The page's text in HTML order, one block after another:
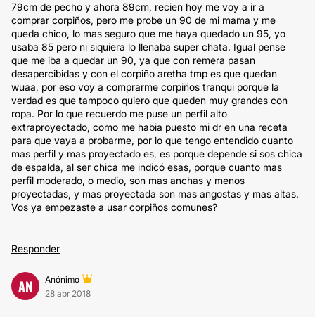
79cm de pecho y ahora 89cm, recien hoy me voy a ir a
comprar corpiños, pero me probe un 90 de mi mama y me
queda chico, lo mas seguro que me haya quedado un 95, yo
usaba 85 pero ni siquiera lo llenaba super chata. Igual pense
que me iba a quedar un 90, ya que con remera pasan
desapercibidas y con el corpiño aretha tmp es que quedan
wuaa, por eso voy a comprarme corpiños tranqui porque la
verdad es que tampoco quiero que queden muy grandes con
ropa. Por lo que recuerdo me puse un perfil alto
extraproyectado, como me habia puesto mi dr en una receta
para que vaya a probarme, por lo que tengo entendido cuanto
mas perfil y mas proyectado es, es porque depende si sos chica
de espalda, al ser chica me indicó esas, porque cuanto mas
perfil moderado, o medio, son mas anchas y menos
proyectadas, y mas proyectada son mas angostas y mas altas.
Vos ya empezaste a usar corpiños comunes?
Responder
AN
Anónimo
28 abr 2018